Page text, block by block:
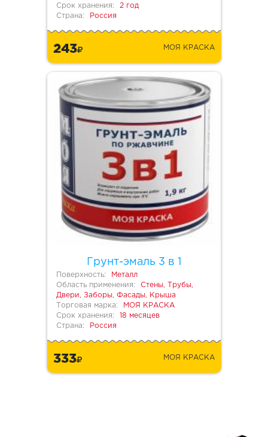
Срок хранения:
2 год
Страна:
Россия
243 МОЯ КРАСКА
Грунт-эмаль 3 в 1
Поверхность:
Металл
Область применения:
Стены, Трубы,
Двери, Заборы, Фасады, Крыша
Торговая марка:
МОЯ КРАСКА
Срок хранения:
18 месяцев
Страна:
Россия
333 МОЯ КРАСКА